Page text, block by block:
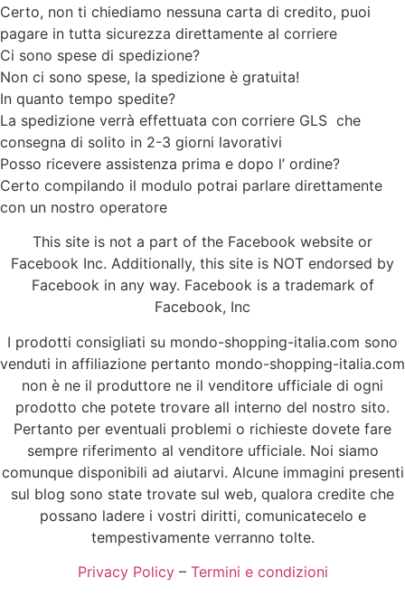
Certo, non ti chiediamo nessuna carta di credito, puoi
pagare in tutta sicurezza direttamente al corriere
Ci sono spese di spedizione?
Non ci sono spese, la spedizione è gratuita!
In quanto tempo spedite?
La spedizione verrà effettuata con corriere GLS che
consegna di solito in 2-3 giorni lavorativi
Posso ricevere assistenza prima e dopo l’ ordine?
Certo compilando il modulo potrai parlare direttamente
con un nostro operatore
This site is not a part of the Facebook website or
Facebook Inc. Additionally, this site is NOT endorsed by
Facebook in any way. Facebook is a trademark of
Facebook, Inc
I prodotti consigliati su mondo-shopping-italia.com sono
venduti in affiliazione pertanto mondo-shopping-italia.com
non è ne il produttore ne il venditore ufficiale di ogni
prodotto che potete trovare all interno del nostro sito.
Pertanto per eventuali problemi o richieste dovete fare
sempre riferimento al venditore ufficiale. Noi siamo
comunque disponibili ad aiutarvi. Alcune immagini presenti
sul blog sono state trovate sul web, qualora credite che
possano ladere i vostri diritti, comunicatecelo e
tempestivamente verranno tolte.
Privacy Policy– Termini e condizioni